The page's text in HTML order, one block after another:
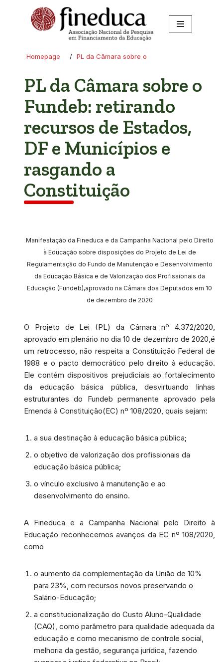
conteúdo
Homepage / PL da Câmara sobre o
PL da Câmara sobre o
Fundeb: retirando
recursos de Estados,
DF e Municípios e
rasgando a
Constituição
Manifestação da Fineduca e da Campanha Nacional pelo Direito
à Educação sobre disposições do Projeto de Lei de
Regulamentação do Fundo de Manutenção e Desenvolvimento
da Educação Básica e de Valorização dos Profissionais da
Educação (Fundeb),aprovado na Câmara dos Deputados em 10
de dezembro de 2020
O Projeto de Lei (PL) da Câmara nº 4.372/2020,
aprovado em plenário no dia 10 de dezembro de 2020,é
um retrocesso, não respeita a Constituição Federal de
1988 e o pacto democrático pelo direito à educação.
Ele contém dispositivos prejudiciais ao fortalecimento
da educação básica pública, desvirtuando linhas
estruturantes do Fundeb permanente aprovado pela
Emenda à Constituição(EC) nº 108/2020, quais sejam:
a sua destinação à educação básica pública;
o objetivo de valorização dos profissionais da
educação básica pública;
o vínculo exclusivo à manutenção e ao
desenvolvimento do ensino.
A Fineduca e a Campanha Nacional pelo Direito à
Educação reconhecemos avanços da EC nº 108/2020,
como
o aumento da complementação da União de 10%
para 23%, com recursos novos preservando o
Salário-Educação;
a constitucionalização do Custo Aluno-Qualidade
(CAQ), como parâmetro para qualidade adequada da
educação e como mecanismo de controle social,
melhoria da gestão, segurança jurídica, fazendo